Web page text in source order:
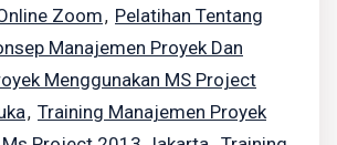
Zoom, Pelatihan Tentang
Manajemen Proyek Dan
Menggunakan MS Project
, Training Manajemen Proyek